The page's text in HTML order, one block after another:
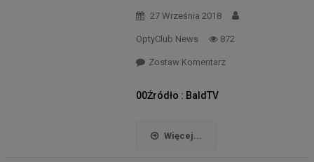
27 Września 2018
OptyClub News 872
Zostaw Komentarz
00Źródło : BaldTV
Więcej...